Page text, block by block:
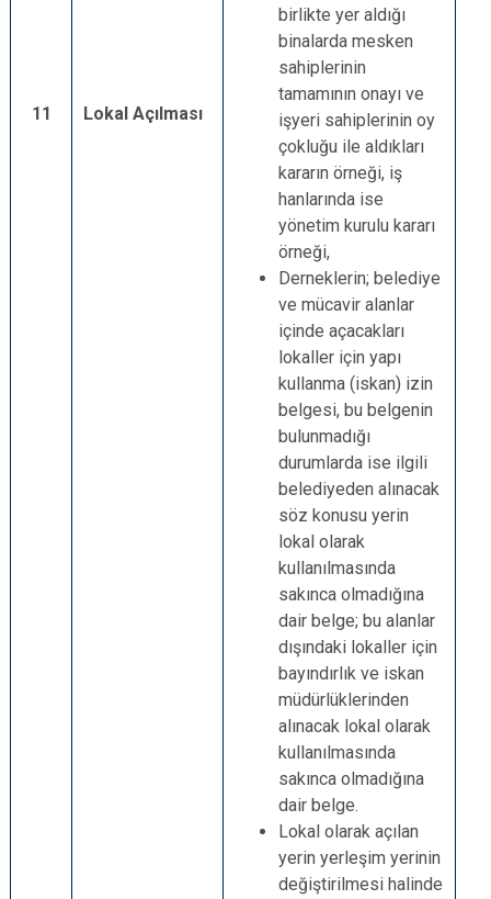
11 Lokal Açılması
birlikte yer aldığı
binalarda mesken
sahiplerinin
tamamının onayı ve
işyeri sahiplerinin oy
çokluğu ile aldıkları
kararın örneği, iş
hanlarında ise
yönetim kurulu kararı
örneği,
Derneklerin; belediye
ve mücavir alanlar
içinde açacakları
lokaller için yapı
kullanma (iskan) izin
belgesi, bu belgenin
bulunmadığı
durumlarda ise ilgili
belediyeden alınacak
söz konusu yerin
lokal olarak
kullanılmasında
sakınca olmadığına
dair belge; bu alanlar
dışındaki lokaller için
bayındırlık ve iskan
müdürlüklerinden
alınacak lokal olarak
kullanılmasında
sakınca olmadığına
dair belge.
Lokal olarak açılan
yerin yerleşim yerinin
değiştirilmesi halinde